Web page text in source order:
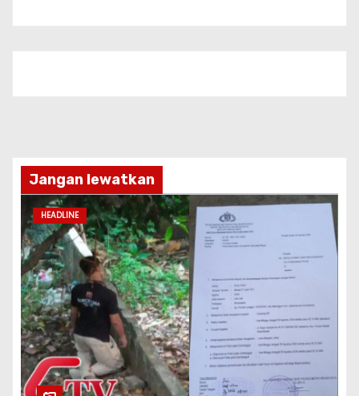
Jangan lewatkan
HEADLINE